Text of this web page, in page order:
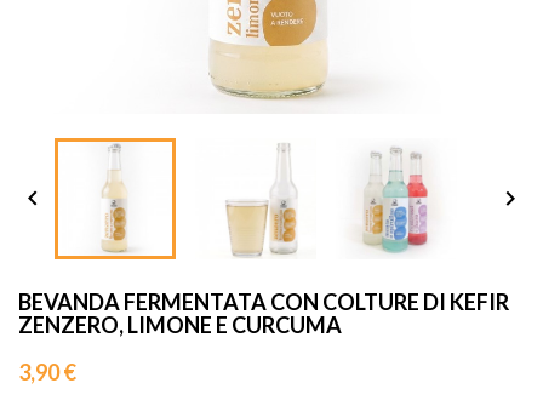
 
BEVANDA FERMENTATA CON COLTURE DI KEFIR
ZENZERO, LIMONE E CURCUMA
3,90 €